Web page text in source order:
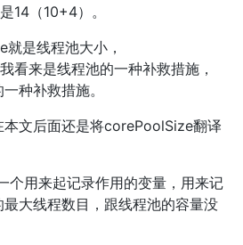
14（10+4）。
是线程池大小，
看来是线程池的一种补救措施，
种补救措施。
文后面还是将corePoolSize翻译
个用来起记录作用的变量，用来记
大线程数目，跟线程池的容量没